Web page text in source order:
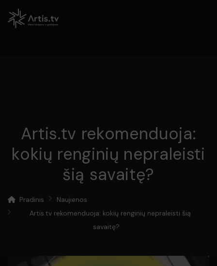
Artis.tv rekomenduoja:
kokių renginių nepraleisti
šią savaitę?
Pradinis
Naujienos
Artis.tv rekomenduoja: kokių renginių nepraleisti šią
savaitę?